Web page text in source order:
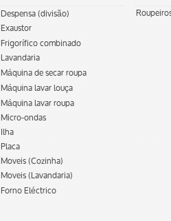
Despensa (divisão)
Exaustor
Frigorífico combinado
Lavandaria
Máquina de secar roupa
Máquina lavar louça
Máquina lavar roupa
Micro-ondas
Ilha
Placa
Moveis (Cozinha)
Moveis (Lavandaria)
Forno Eléctrico